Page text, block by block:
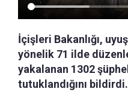
İçişleri Bakanlığı,
yönelik 71 ilde
yakalanan 1302
tutuklandığını bildirdi.